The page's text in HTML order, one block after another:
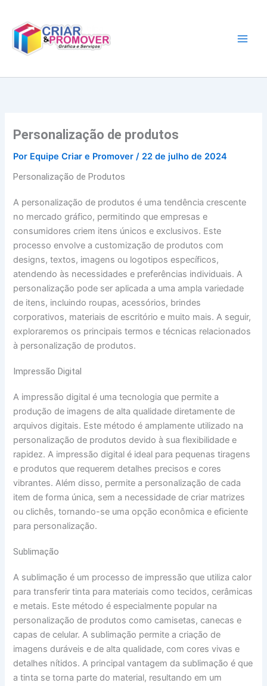
conteúdo
Personalização de produtos
Por Equipe Criar e Promover/ 22 de julho de 2024
Personalização de Produtos
A personalização de produtos é uma tendência crescente
no mercado gráfico, permitindo que empresas e
consumidores criem itens únicos e exclusivos. Este
processo envolve a customização de produtos com
designs, textos, imagens ou logotipos específicos,
atendendo às necessidades e preferências individuais. A
personalização pode ser aplicada a uma ampla variedade
de itens, incluindo roupas, acessórios, brindes
corporativos, materiais de escritório e muito mais. A seguir,
exploraremos os principais termos e técnicas relacionados
à personalização de produtos.
Impressão Digital
A impressão digital é uma tecnologia que permite a
produção de imagens de alta qualidade diretamente de
arquivos digitais. Este método é amplamente utilizado na
personalização de produtos devido à sua flexibilidade e
rapidez. A impressão digital é ideal para pequenas tiragens
e produtos que requerem detalhes precisos e cores
vibrantes. Além disso, permite a personalização de cada
item de forma única, sem a necessidade de criar matrizes
ou clichês, tornando-se uma opção econômica e eficiente
para personalização.
Sublimação
A sublimação é um processo de impressão que utiliza calor
para transferir tinta para materiais como tecidos, cerâmicas
e metais. Este método é especialmente popular na
personalização de produtos como camisetas, canecas e
capas de celular. A sublimação permite a criação de
imagens duráveis e de alta qualidade, com cores vivas e
detalhes nítidos. A principal vantagem da sublimação é que
a tinta se torna parte do material, resultando em um